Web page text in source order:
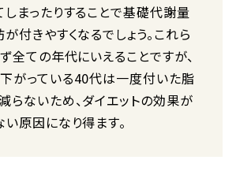
しまったりすることで基礎代謝量
付きやすくなるでしょう。これら
全ての年代にいえることですが、
がっている40代は一度付いた脂
らないため、ダイエットの効果が
原因になり得ます。